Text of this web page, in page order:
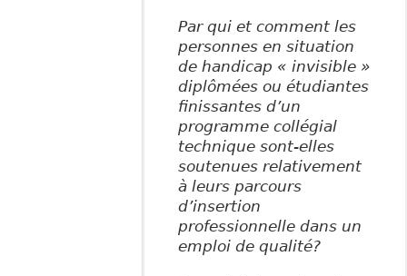
Par qui et comment les
personnes en situation
de handicap « invisible »
diplômées ou étudiantes
finissantes d’un
programme collégial
technique sont-elles
soutenues relativement
à leurs parcours
d’insertion
professionnelle dans un
emploi de qualité?